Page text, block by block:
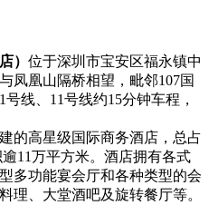
） 位于深圳市宝安区福永镇中
凰山隔桥相望，毗邻107国
线、11号线约15分钟车程，
高星级国际商务酒店，总占
11万平方米。酒店拥有各式
多功能宴会厅和各种类型的会
理、大堂酒吧及旋转餐厅等。